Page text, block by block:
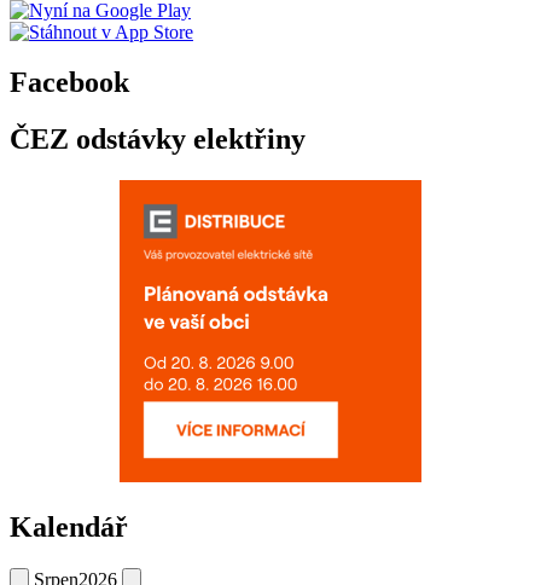
Facebook
ČEZ odstávky elektřiny
Kalendář
Srpen2026